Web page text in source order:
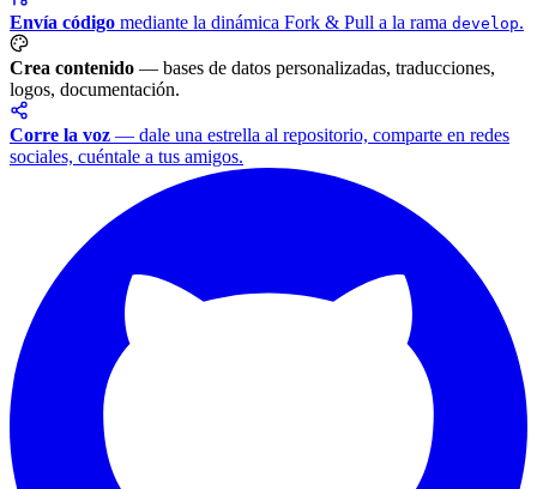
Envía código mediante la dinámica Fork & Pull a la rama develop.
Crea contenido — bases de datos personalizadas, traducciones,
logos, documentación.
Corre la voz — dale una estrella al repositorio, comparte en redes
sociales, cuéntale a tus amigos.